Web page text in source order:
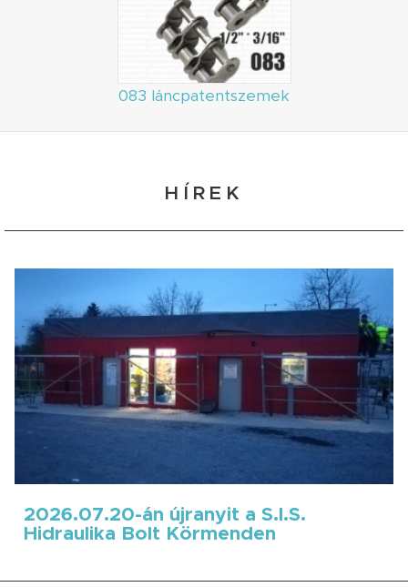
083 láncpatentszemek
HÍREK
2026.07.20-án újranyit a S.I.S.
Hidraulika Bolt Körmenden